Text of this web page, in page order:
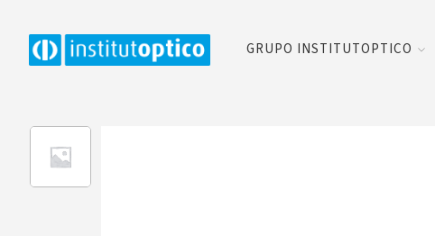
GRUPO INSTITUTOPTICO